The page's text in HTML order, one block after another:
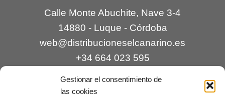
Gestionar el consentimiento de
las cookies
Calle Monte Abuchite, Nave 3-4
14880 - Luque - Córdoba
web@distribucioneselcanarino.es
+34 664 023 595